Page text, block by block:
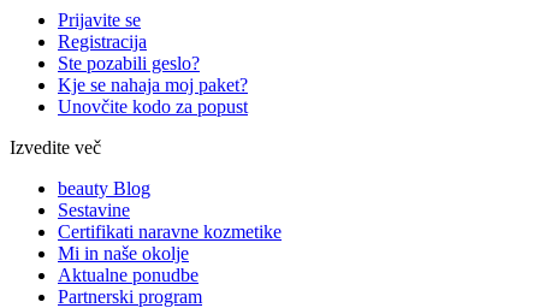
Prijavite se
Registracija
Ste pozabili geslo?
Kje se nahaja moj paket?
Unovčite kodo za popust
Izvedite več
beauty Blog
Sestavine
Certifikati naravne kozmetike
Mi in naše okolje
Aktualne ponudbe
Partnerski program